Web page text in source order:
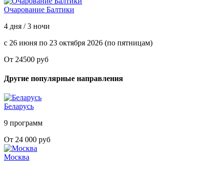
Очарование Балтики
4 дня / 3 ночи
с 26 июня по 23 октября 2026 (по пятницам)
От 24500 руб
Другие популярные направления
Беларусь
9 программ
От 24 000 руб
Москва